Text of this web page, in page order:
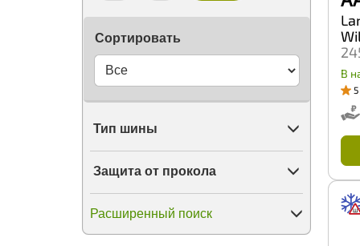
Pulmox
Rapid
Riostone
RoadBoss
RoadKing
Roadcruza
Roadstone
Roadx
Rosava
Rotalla
Сортировать
Тип шины
Защита от прокола
Расширенный поиск
В
5